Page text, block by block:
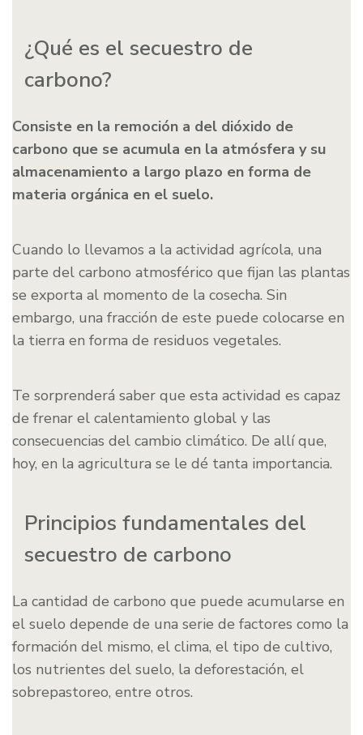
¿Qué es el secuestro de
carbono?
Consiste en la remoción a del dióxido de
carbono que se acumula en la atmósfera y su
almacenamiento a largo plazo en forma de
materia orgánica en el suelo.
Cuando lo llevamos a la actividad agrícola, una
parte del carbono atmosférico que fijan las plantas
se exporta al momento de la cosecha. Sin
embargo, una fracción de este puede colocarse en
la tierra en forma de residuos vegetales.
Te sorprenderá saber que esta actividad es capaz
de frenar el calentamiento global y las
consecuencias del cambio climático. De allí que,
hoy, en la agricultura se le dé tanta importancia.
Principios fundamentales del
secuestro de carbono
La cantidad de carbono que puede acumularse en
el suelo depende de una serie de factores como la
formación del mismo, el clima, el tipo de cultivo,
los nutrientes del suelo, la deforestación, el
sobrepastoreo, entre otros.